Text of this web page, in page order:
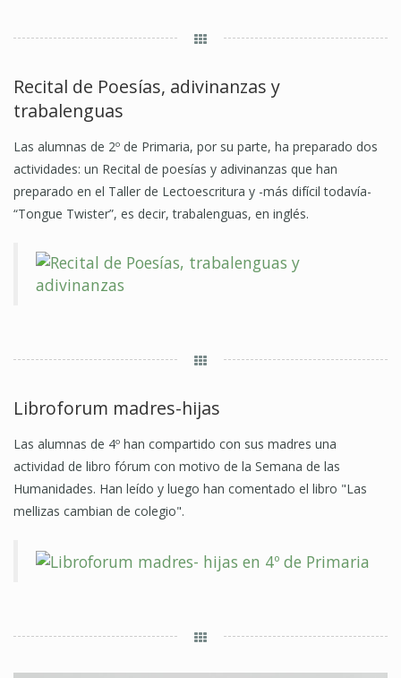
Recital de Poesías, adivinanzas y
trabalenguas
Las alumnas de 2º de Primaria, por su parte, ha preparado dos
actividades: un Recital de poesías y adivinanzas que han
preparado en el Taller de Lectoescritura y -más difícil todavía-
“Tongue Twister”, es decir, trabalenguas, en inglés.
Libroforum madres-hijas
Las alumnas de 4º han compartido con sus madres una
actividad de libro fórum con motivo de la Semana de las
Humanidades. Han leído y luego han comentado el libro "Las
mellizas cambian de colegio".